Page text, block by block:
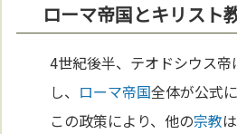
ローマ帝国とキリスト
4世紀後半、テオドシウス帝
し、 ローマ帝国全体が公式に
この政策により、他の宗教